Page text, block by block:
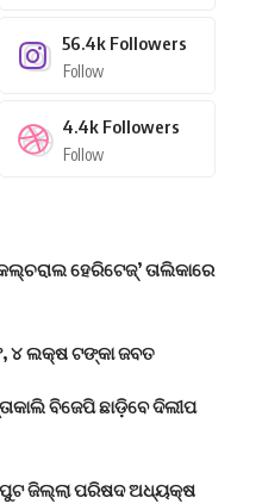
56.4k Followers
Follow
4.4k Followers
Follow
ହେରିଟେଜ୍‌’ ତାଲିକାରେ
ଲକ୍ଷ ଟଙ୍କା ଜବତ
ବିଜେପି ଛାଡ଼ିବେ ଦିଲୀପ
ଜିଲ୍ଲା ପରିଷଦ ଅଧ୍ୟକ୍ଷ